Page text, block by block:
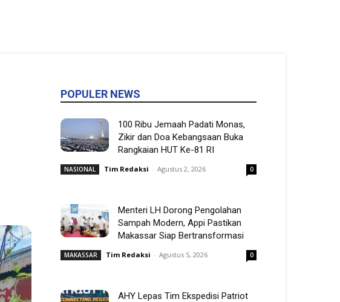
POPULER NEWS
100 Ribu Jemaah Padati Monas,
Zikir dan Doa Kebangsaan Buka
Rangkaian HUT Ke-81 RI
NASIONAL Tim Redaksi - Agustus 2, 2026 0
Menteri LH Dorong Pengolahan
Sampah Modern, Appi Pastikan
Makassar Siap Bertransformasi
MAKASSAR Tim Redaksi - Agustus 5, 2026 0
AHY Lepas Tim Ekspedisi Patriot